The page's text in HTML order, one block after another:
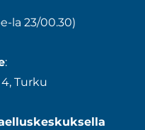
la 23/00.30)
:
Turku